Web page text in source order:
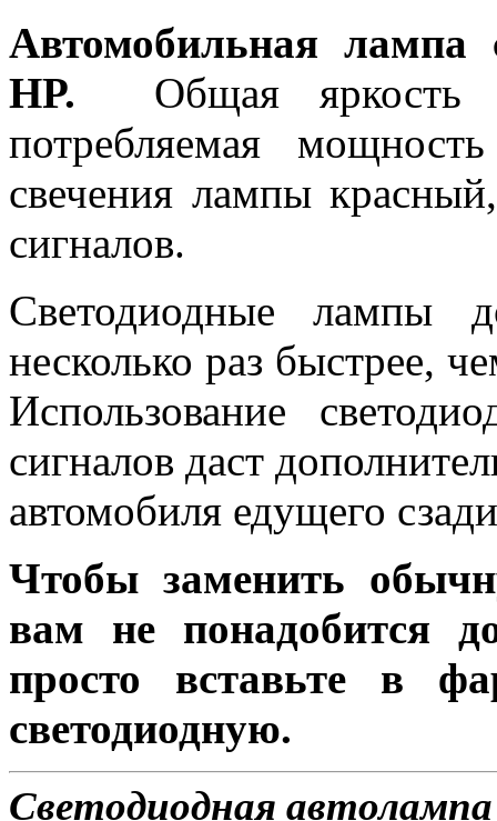
Автомобильная
HP.
Общая яркость
потребляемая
свечения лампы
сигналов.
Светодиодные лампы
несколько раз быстрее,
Использование
сигналов даст
автомобиля едущего
Чтобы заменить
вам не понадобится
просто вставьте в
светодиодную.
Светодиодная